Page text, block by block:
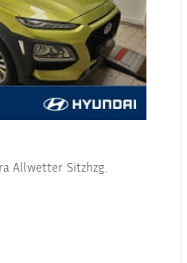
Allwetter Sitzhzg.